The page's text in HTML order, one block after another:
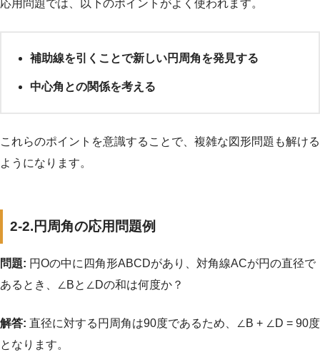
応用問題では、以下のポイントがよく使われます。
補助線を引くことで新しい円周角を発見する
中心角との関係を考える
これらのポイントを意識することで、複雑な図形問題も解ける
ようになります。
2-2.円周角の応用問題例
問題: 円Oの中に四角形ABCDがあり、対角線ACが円の直径で
あるとき、∠Bと∠Dの和は何度か？
解答: 直径に対する円周角は90度であるため、∠B + ∠D = 90度
となります。